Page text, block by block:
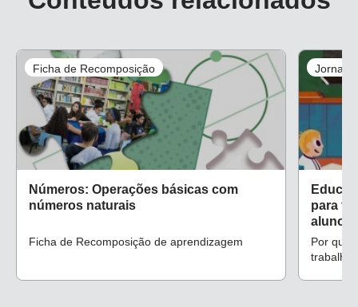
Ficha de Recomposição
Números: Operações básicas com
números naturais
Ficha de Recomposição de aprendizagem
para
alunos
Por que